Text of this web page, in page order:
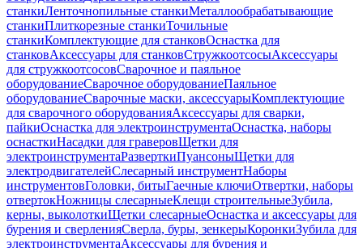
станкиЛенточнопильные станкиМеталлообрабатывающие
станкиПлиткорезные станкиТочильные
станкиКомплектующие для станковОснастка для
станковАксессуары для станковСтружкоотсосыАксессуары
для стружкоотсосовСварочное и паяльное
оборудованиеСварочное оборудованиеПаяльное
оборудованиеСварочные маски, аксессуарыКомплектующие
для сварочного оборудованияАксессуары для сварки,
пайкиОснастка для электроинструментаОснастка, наборы
оснасткиНасадки для граверовЩетки для
электроинструментаРазверткиПуансоныЩетки для
электродвигателейСлесарный инструментНаборы
инструментовГоловки, битыГаечные ключиОтвертки, наборы
отвертокНожницы слесарныеКлещи строительныеЗубила,
керны, выколоткиЩетки слесарныеОснастка и аксессуары для
бурения и сверленияСверла, буры, зенкерыКоронкиЗубила для
электроинструментаАксессуары для бурения и